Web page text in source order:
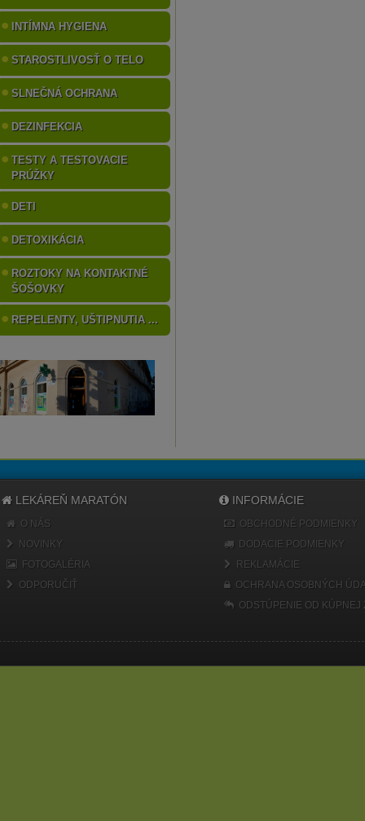
INTÍMNA HYGIENA
STAROSTLIVOSŤ O TELO
SLNEČNÁ OCHRANA
DEZINFEKCIA
TESTY A TESTOVACIE
PRÚŽKY
DETI
DETOXIKÁCIA
ROZTOKY NA KONTAKTNÉ
ŠOŠOVKY
REPELENTY, UŠTIPNUTIA ...
LEKÁREŇ MARATÓN
O NÁS
NOVINKY
FOTOGALÉRIA
ODPORUČIŤ
INFORMÁCIE
OBCHODNÉ PODMIENKY
DODACIE PODMIENKY
REKLAMÁCIE
OCHRANA OSOBNÝCH
ODSTÚPENIE OD KÚPNEJ